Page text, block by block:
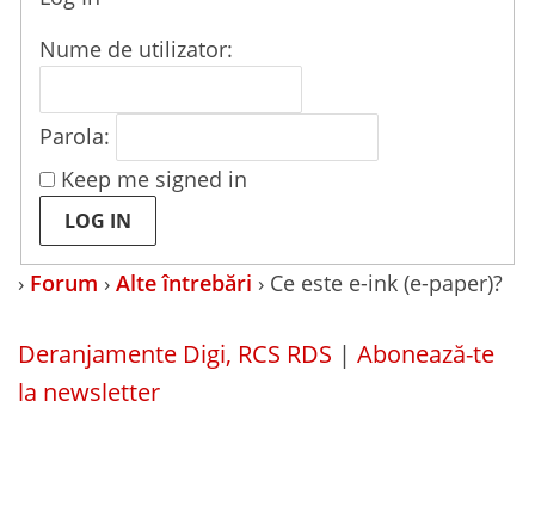
Nume de utilizator:
Parola:
Keep me signed in
LOG IN
› Forum › Alte întrebări › Ce este e-ink (e-paper)?
Deranjamente Digi, RCS RDS | Abonează-te
la newsletter